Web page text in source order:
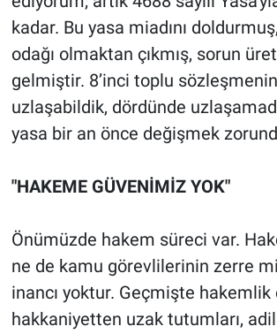
kadar. Bu yasa miadını
odağı olmaktan çıkmış, sorun
gelmiştir. 8’inci toplu
uzlaşabildik, dördünde
yasa bir an önce değişmek
"HAKEME GÜVENİMİZ YOK"
Önümüzde hakem süreci var.
ne de kamu görevlilerinin zerre
inancı yoktur. Geçmişte hakemlik
hakkaniyetten uzak tutumları,